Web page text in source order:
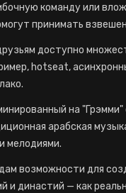
команду или
принимать
доступно
hotseat,
на "Грэмми"
арабская
мелодиями.
возможности для
и династий — как